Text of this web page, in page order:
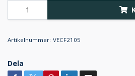
Artikelnummer: VECF2105
Dela